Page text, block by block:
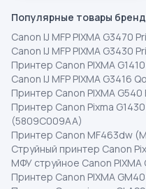
Популярные товары
Canon IJ MFP PIXMA G3470
Canon IJ MFP PIXMA G3430
Принтер Canon PIXMA G1410
Canon IJ MFP PIXMA G3416
Принтер Canon PIXMA G540
Принтер Canon Pixma
(5809C009AA)
Принтер Canon MF463dw
Струйный принтер Canon
МФУ струйное Canon PIXMA
Принтер Canon PIXMA